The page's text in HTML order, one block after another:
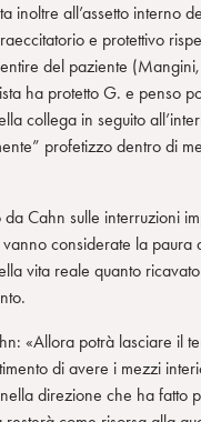
inoltre all’assetto interno
e protettivo
del paziente
ha protetto G. e penso
collega in seguito
profetizzo dentro di
Cahn sulle interruzioni
vanno considerate la
vita reale quanto
«Allora potrà lasciare il
di avere i mezzi
direzione che ha fatto